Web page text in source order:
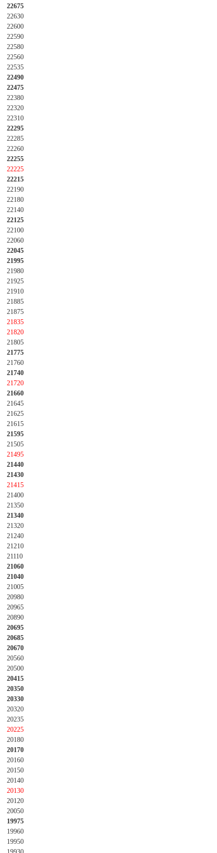
22675
22630
22600
22590
22580
22560
22535
22490
22475
22380
22320
22310
22295
22285
22260
22255
22225
22215
22190
22180
22140
22125
22100
22060
22045
21995
21980
21925
21910
21885
21875
21835
21820
21805
21775
21760
21740
21720
21660
21645
21625
21615
21595
21505
21495
21440
21430
21415
21400
21350
21340
21320
21240
21210
21110
21060
21040
21005
20980
20965
20890
20695
20685
20670
20560
20500
20415
20350
20330
20320
20235
20225
20180
20170
20160
20150
20140
20130
20120
20050
19975
19960
19950